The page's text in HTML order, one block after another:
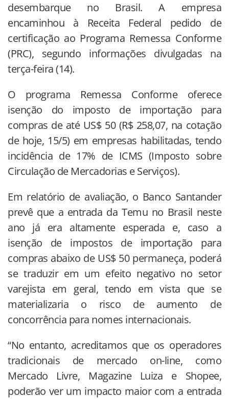
desembarque no Brasil. A empresa
encaminhou à Receita Federal pedido de
certificação ao Programa Remessa Conforme
(PRC), segundo informações divulgadas na
terça-feira (14).
O programa Remessa Conforme oferece
isenção do imposto de importação para
compras de até US$ 50 (R$ 258,07, na cotação
de hoje, 15/5) em empresas habilitadas, tendo
incidência de 17% de ICMS (Imposto sobre
Circulação de Mercadorias e Serviços).
Em relatório de avaliação, o Banco Santander
prevê que a entrada da Temu no Brasil neste
ano já era altamente esperada e, caso a
isenção de impostos de importação para
compras abaixo de US$ 50 permaneça, poderá
se traduzir em um efeito negativo no setor
varejista em geral, tendo em vista que se
materializaria o risco de aumento de
concorrência para nomes internacionais.
“No entanto, acreditamos que os operadores
tradicionais de mercado on-line, como
Mercado Livre, Magazine Luiza e Shopee,
poderão ver um impacto maior com a entrada